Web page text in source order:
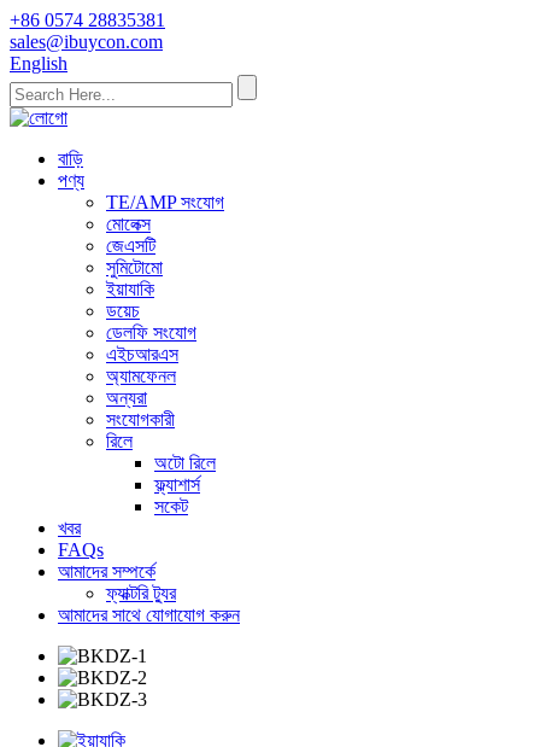
+86 0574 28835381
sales@ibuycon.com
English
বাড়ি
পণ্য
TE/AMP সংযোগ
মোলেক্স
জেএসটি
সুমিটোমো
ইয়াযাকি
ডয়েচ
ডেলফি সংযোগ
এইচআরএস
অ্যামফেনল
অন্যরা
সংযোগকারী
রিলে
অটো রিলে
ফ্ল্যাশার্স
সকেট
খবর
FAQs
আমাদের সম্পর্কে
ফ্যাক্টরি ট্যুর
আমাদের সাথে যোগাযোগ করুন